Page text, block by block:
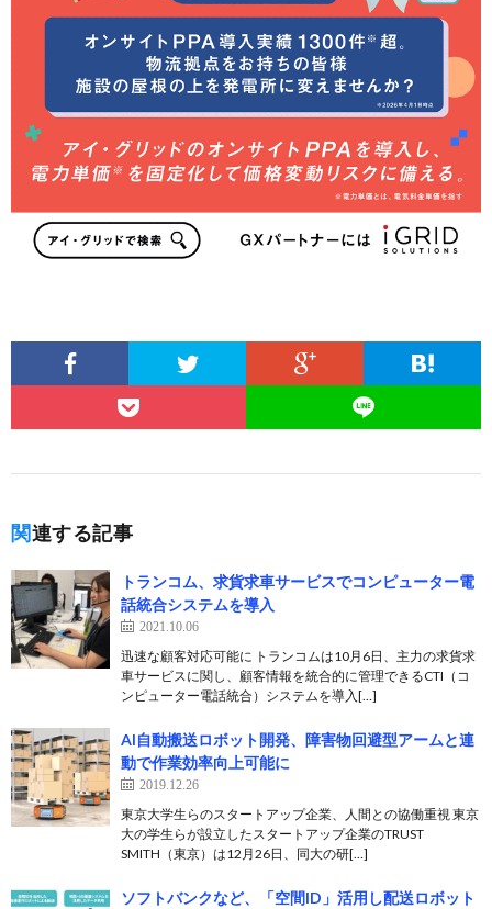
関連する記事
トランコム、求貨求車サービスでコンピューター電
話統合システムを導入
2021.10.06
迅速な顧客対応可能に トランコムは10月6日、主力の求貨求
車サービスに関し、顧客情報を統合的に管理できるCTI（コ
ンピューター電話統合）システムを導入[…]
AI自動搬送ロボット開発、障害物回避型アームと連
動で作業効率向上可能に
2019.12.26
東京大学生らのスタートアップ企業、人間との協働重視 東京
大の学生らが設立したスタートアップ企業のTRUST
SMITH（東京）は12月26日、同大の研[…]
ソフトバンクなど、「空間ID」活用し配送ロボット